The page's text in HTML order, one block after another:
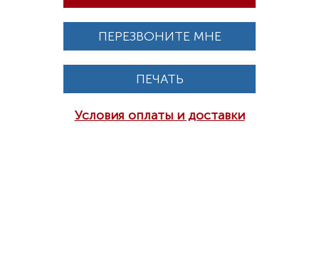
ПЕРЕЗВОНИТЕ МНЕ
ПЕЧАТЬ
Условия оплаты и доставки